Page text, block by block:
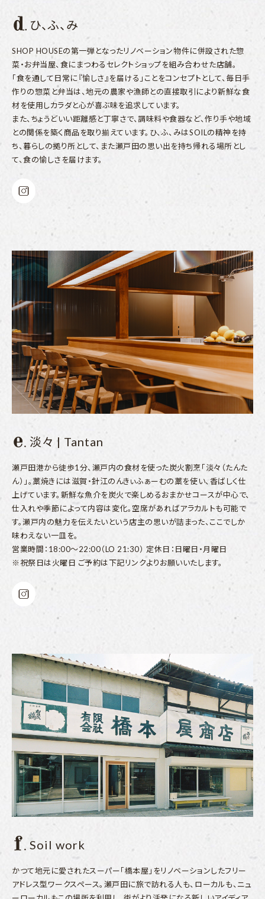
ひ、ふ、み
SHOP HOUSEの第一弾となったリノベーション物件に併設された惣
菜・お弁当屋、食にまつわるセレクトショップを組み合わせた店舗。
「食を通して日常に『愉しさ』を届ける」ことをコンセプトとして、毎日手
作りの惣菜と弁当は、地元の農家や漁師との直接取引により新鮮な食
材を使用しカラダと心が喜ぶ味を追求しています。
また、ちょうどいい距離感と丁寧さで、調味料や食器など、作り手や地域
との関係を築く商品を取り揃えています。ひ、ふ、みはSOILの精神を持
ち、暮らしの拠り所として、また瀬戸田の思い出を持ち帰れる場所とし
て、食の愉しさを届けます。
淡々 | Tantan
瀬戸田港から徒歩1分、瀬戸内の食材を使った炭火割烹「淡々（たんた
ん）」。藁焼きには滋賀・針江のんきぃふぁーむの藁を使い、香ばしく仕
上げています。新鮮な魚介を炭火で楽しめるおまかせコースが中心で、
仕入れや季節によって内容は変化。空席があればアラカルトも可能で
す。瀬戸内の魅力を伝えたいという店主の思いが詰まった、ここでしか
味わえない一皿を。
営業時間：18:00〜22:00（LO 21:30） 定休日：日曜日・月曜日
※祝祭日は火曜日 ご予約は下記リンクよりお願いいたします。
Soil work
かつて地元に愛されたスーパー「橋本屋」をリノベーションしたフリー
アドレス型ワークスペース。瀬戸田に旅で訪れる人も、ローカルも、ニュ